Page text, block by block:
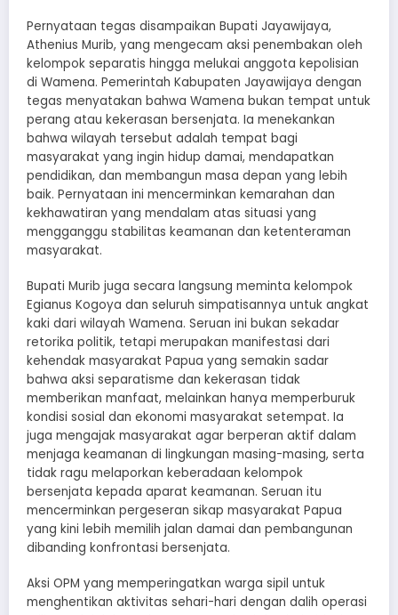
Pernyataan tegas disampaikan Bupati Jayawijaya,
Athenius Murib, yang mengecam aksi penembakan oleh
kelompok separatis hingga melukai anggota kepolisian
di Wamena. Pemerintah Kabupaten Jayawijaya dengan
tegas menyatakan bahwa Wamena bukan tempat untuk
perang atau kekerasan bersenjata. Ia menekankan
bahwa wilayah tersebut adalah tempat bagi
masyarakat yang ingin hidup damai, mendapatkan
pendidikan, dan membangun masa depan yang lebih
baik. Pernyataan ini mencerminkan kemarahan dan
kekhawatiran yang mendalam atas situasi yang
mengganggu stabilitas keamanan dan ketenteraman
masyarakat.
Bupati Murib juga secara langsung meminta kelompok
Egianus Kogoya dan seluruh simpatisannya untuk angkat
kaki dari wilayah Wamena. Seruan ini bukan sekadar
retorika politik, tetapi merupakan manifestasi dari
kehendak masyarakat Papua yang semakin sadar
bahwa aksi separatisme dan kekerasan tidak
memberikan manfaat, melainkan hanya memperburuk
kondisi sosial dan ekonomi masyarakat setempat. Ia
juga mengajak masyarakat agar berperan aktif dalam
menjaga keamanan di lingkungan masing-masing, serta
tidak ragu melaporkan keberadaan kelompok
bersenjata kepada aparat keamanan. Seruan itu
mencerminkan pergeseran sikap masyarakat Papua
yang kini lebih memilih jalan damai dan pembangunan
dibanding konfrontasi bersenjata.
Aksi OPM yang memperingatkan warga sipil untuk
menghentikan aktivitas sehari-hari dengan dalih operasi